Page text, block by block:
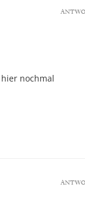
nochmal